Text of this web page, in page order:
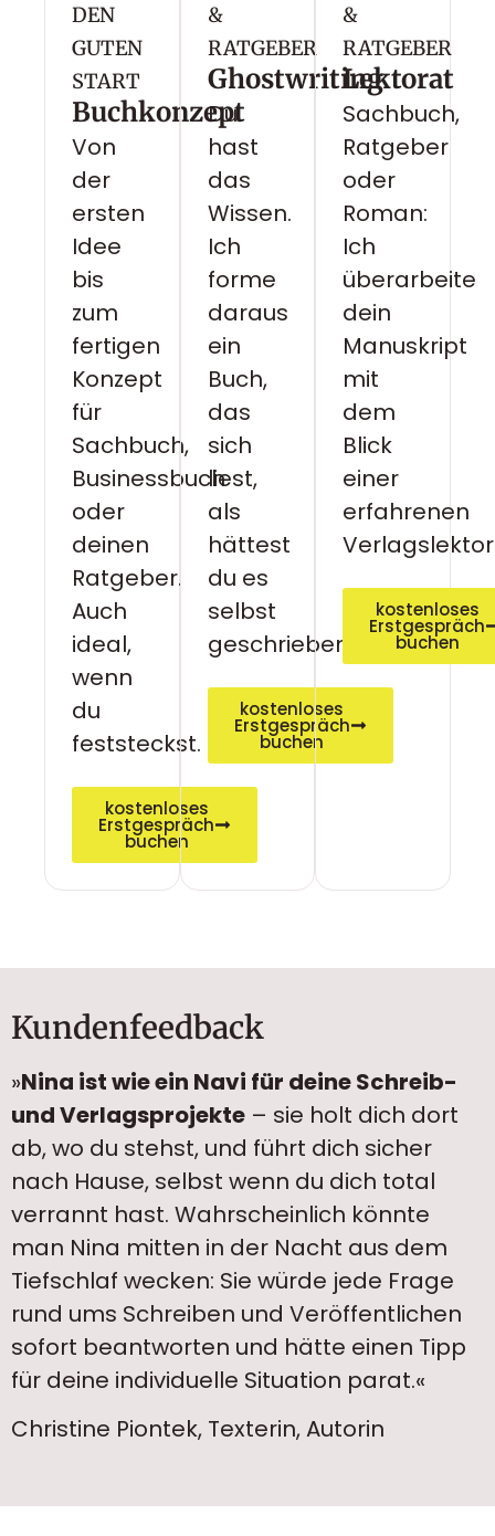
DEN
GUTEN
START
Buchkonzept
Von
der
ersten
Idee
bis
zum
fertigen
Konzept
für
Sachbuch,
Businessbuch
oder
deinen
Ratgeber.
Auch
ideal,
wenn
du
feststeckst.
kostenloses
Erstgespräch
buchen
&
RATGEBER
Ghostwriting
Du
hast
das
Wissen.
Ich
forme
daraus
ein
Buch,
das
sich
liest,
als
hättest
du es
selbst
geschrieben.
kostenloses
Erstgespräch
buchen
&
RATGEBER
Lektorat
Sachbuch,
Ratgeber
oder
Roman:
Ich
überarbeite
dein
Manuskript
mit
dem
Blick
einer
erfahrenen
kostenloses
Erstgespräch
buchen
Kundenfeedback
»Nina ist wie ein Navi für deine Schreib-
und Verlagsprojekte – sie holt dich dort
ab, wo du stehst, und führt dich sicher
nach Hause, selbst wenn du dich total
verrannt hast. Wahrscheinlich könnte
man Nina mitten in der Nacht aus dem
Tiefschlaf wecken: Sie würde jede Frage
rund ums Schreiben und Veröffentlichen
sofort beantworten und hätte einen Tipp
für deine individuelle Situation parat.«
Christine Piontek, Texterin, Autorin